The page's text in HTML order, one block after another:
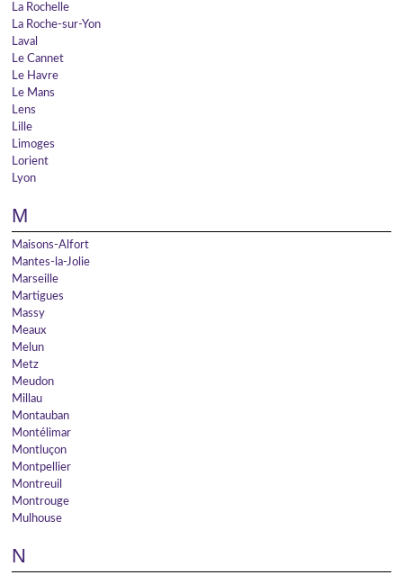
La Rochelle
La Roche-sur-Yon
Laval
Le Cannet
Le Havre
Le Mans
Lens
Lille
Limoges
Lorient
Lyon
M
Maisons-Alfort
Mantes-la-Jolie
Marseille
Martigues
Massy
Meaux
Melun
Metz
Meudon
Millau
Montauban
Montélimar
Montluçon
Montpellier
Montreuil
Montrouge
Mulhouse
N